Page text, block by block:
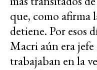
que, como afirma
detiene. Por esos
Macri aún era
trabajaban en la